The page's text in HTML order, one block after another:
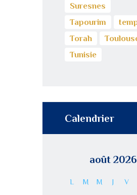
Suresnes
Tapourim
Torah
Tunisie
Calendrier
août 2026
L M M J V